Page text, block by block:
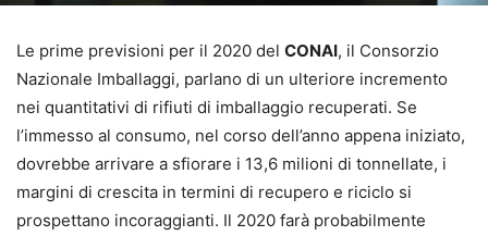
Le prime previsioni per il 2020 del CONAI, il Consorzio
Nazionale Imballaggi, parlano di un ulteriore incremento
nei quantitativi di rifiuti di imballaggio recuperati. Se
l’immesso al consumo, nel corso dell’anno appena iniziato,
dovrebbe arrivare a sfiorare i 13,6 milioni di tonnellate, i
margini di crescita in termini di recupero e riciclo si
prospettano incoraggianti. Il 2020 farà probabilmente